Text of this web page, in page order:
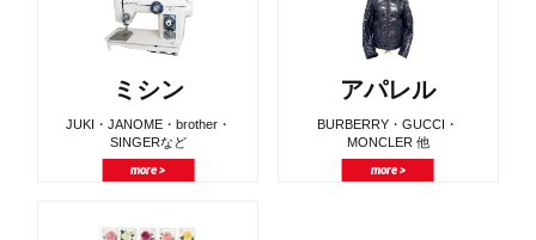
ミシン
JUKI・JANOME・brother・
SINGERなど
more >
アパレル
BURBERRY・GUCCI・
MONCLER 他
more >